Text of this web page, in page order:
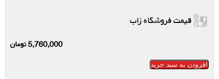
قیمت فروشگاه زاب
5,760,000تومان
افزودن به سبد خرید